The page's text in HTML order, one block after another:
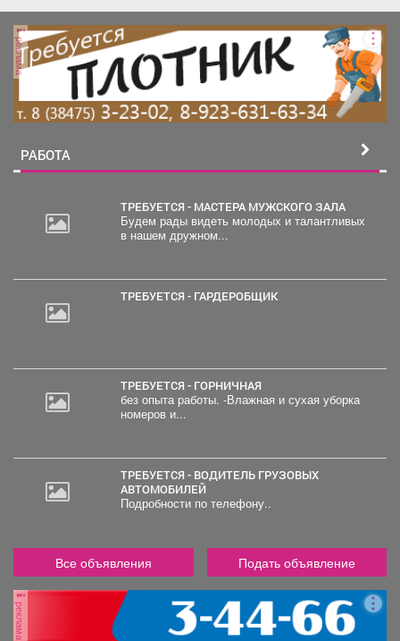
реклама
РАБОТА
ТРЕБУЕТСЯ - МАСТЕРА МУЖСКОГО ЗАЛА
Будем рады видеть молодых и талантливых
в нашем дружном...
ТРЕБУЕТСЯ - ГАРДЕРОБЩИК
ТРЕБУЕТСЯ - ГОРНИЧНАЯ
без опыта работы. -Влажная и сухая уборка
номеров и...
ТРЕБУЕТСЯ - ВОДИТЕЛЬ ГРУЗОВЫХ
АВТОМОБИЛЕЙ
Подробности по телефону..
Все объявления Подать объявление
реклама